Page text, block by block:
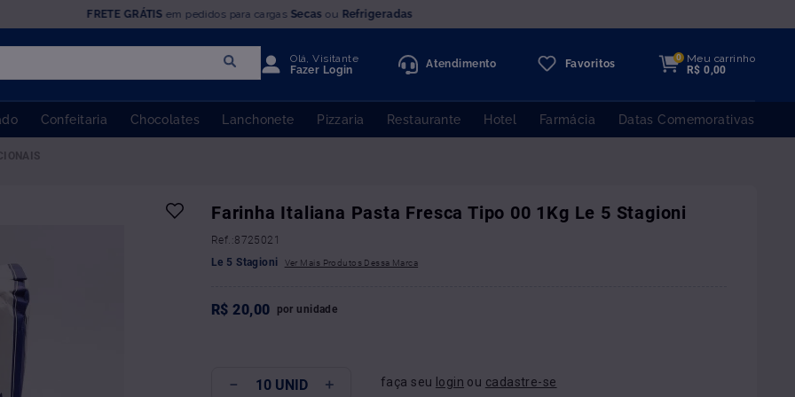
FRETE GRÁTISem pedidos para cargas Secas ou Refrigeradas
Olá, Visitante
Fazer Login
Atendimento Favoritos
0
Meu carrinho
R$ 0,00
Confeitaria Chocolates Lanchonete Pizzaria Restaurante Hotel Farmácia Datas Comemorativas
Farinha Italiana Pasta Fresca Tipo 00 1Kg Le 5 Stagioni
:8725021
Le 5 Stagioni
R$ 20,00 por unidade
＋
－ faça seu login ou cadastre-se